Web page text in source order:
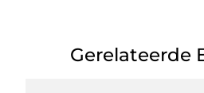
Gerelateerde